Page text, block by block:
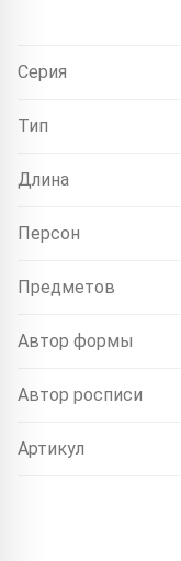
Серия
Тип
Длина
Персон
Предметов
Автор формы
Автор росписи
Артикул